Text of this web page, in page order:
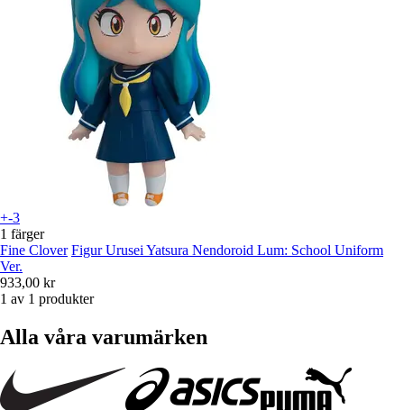
+-3
1 färger
Fine Clover Figur Urusei Yatsura Nendoroid Lum: School Uniform
Ver.
933,00 kr
1 av 1 produkter
Alla våra varumärken